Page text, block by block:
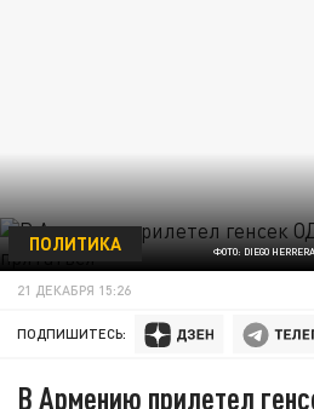
ФОТО: DIEGO
ПОЛИТИКА
21 ДЕКАБРЯ 15:26
ПОДПИШИТЕСЬ:
В Армению прилетел